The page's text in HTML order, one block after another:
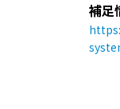
補足